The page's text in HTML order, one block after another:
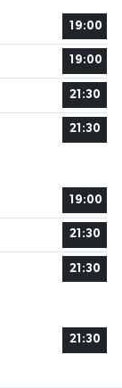
19:00
19:00
21:30
21:30
19:00
21:30
21:30
21:30